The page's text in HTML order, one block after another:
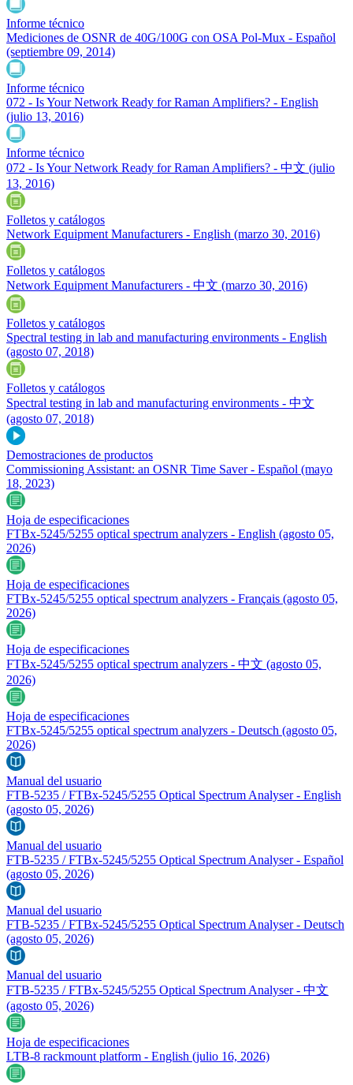
Informe técnico
Mediciones de OSNR de 40G/100G con OSA Pol-Mux - Español
(septiembre 09, 2014)
Informe técnico
072 - Is Your Network Ready for Raman Amplifiers? - English
(julio 13, 2016)
Informe técnico
072 - Is Your Network Ready for Raman Amplifiers? - 中文 (julio
13, 2016)
Folletos y catálogos
Network Equipment Manufacturers - English (marzo 30, 2016)
Folletos y catálogos
Network Equipment Manufacturers - 中文 (marzo 30, 2016)
Folletos y catálogos
Spectral testing in lab and manufacturing environments - English
(agosto 07, 2018)
Folletos y catálogos
Spectral testing in lab and manufacturing environments - 中文
(agosto 07, 2018)
Demostraciones de productos
Commissioning Assistant: an OSNR Time Saver - Español (mayo
18, 2023)
Hoja de especificaciones
FTBx-5245/5255 optical spectrum analyzers - English (agosto 05,
2026)
Hoja de especificaciones
FTBx-5245/5255 optical spectrum analyzers - Français (agosto 05,
2026)
Hoja de especificaciones
FTBx-5245/5255 optical spectrum analyzers - 中文 (agosto 05,
2026)
Hoja de especificaciones
FTBx-5245/5255 optical spectrum analyzers - Deutsch (agosto 05,
2026)
Manual del usuario
FTB-5235 / FTBx-5245/5255 Optical Spectrum Analyser - English
(agosto 05, 2026)
Manual del usuario
FTB-5235 / FTBx-5245/5255 Optical Spectrum Analyser - Español
(agosto 05, 2026)
Manual del usuario
FTB-5235 / FTBx-5245/5255 Optical Spectrum Analyser - Deutsch
(agosto 05, 2026)
Manual del usuario
FTB-5235 / FTBx-5245/5255 Optical Spectrum Analyser - 中文
(agosto 05, 2026)
Hoja de especificaciones
LTB-8 rackmount platform - English (julio 16, 2026)